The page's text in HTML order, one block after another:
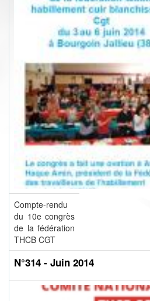
Compte-rendu
du 10e congrès
de la fédération
THCB CGT
N°314 - Juin 2014